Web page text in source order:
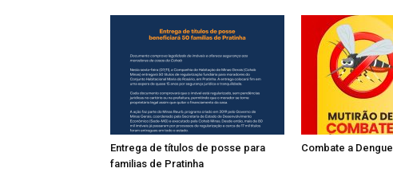
Entrega de títulos de posse para
familias de Pratinha
Combate a Dengue